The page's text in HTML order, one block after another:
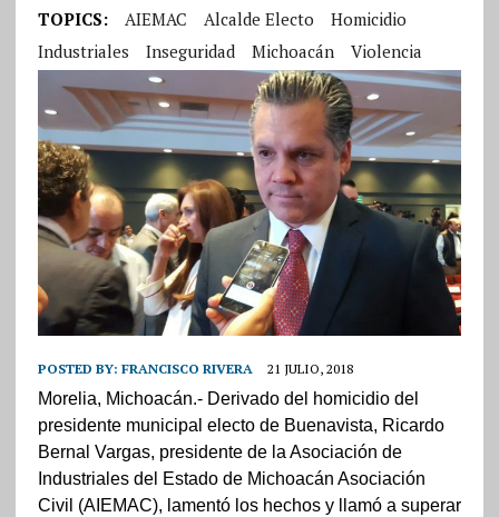
TOPICS: AIEMAC Alcalde Electo
Homicidio
Industriales
Inseguridad Michoacán Violencia
POSTED BY: FRANCISCO RIVERA 21 JULIO, 2018
Morelia, Michoacán.- Derivado del homicidio del
presidente municipal electo de Buenavista, Ricardo
Bernal Vargas, presidente de la Asociación de
Industriales del Estado de Michoacán Asociación
Civil (AIEMAC), lamentó los hechos y llamó a superar